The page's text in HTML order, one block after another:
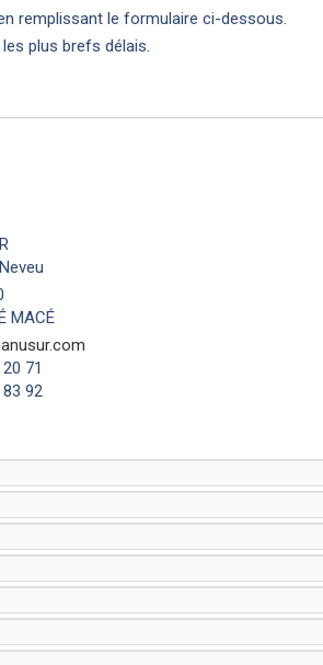
remplissant le formulaire ci-dessous.
plus brefs délais.
MACÉ
71
83 92